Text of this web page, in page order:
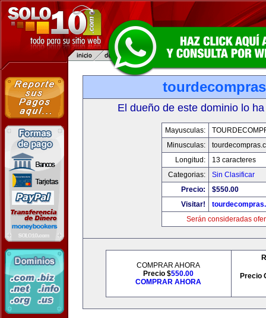
El dueño de este dominio lo
Mayusculas:
Minusculas:
Longitud:
13 caracteres
Categorias:
Sin Clasificar
Precio:
$550.00
Visitar!
Serán consideradas
COMPRAR AHORA
Precio $550.00
COMPRAR AHORA
Precio